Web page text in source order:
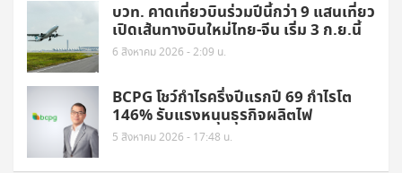
บวท. คาดเที่ยวบินร่วมปีนี้กว่า 9 แสนเที่ยว
เปิดเส้นทางบินใหม่ไทย-จีน เริ่ม 3 ก.ย.นี้
6 สิงหาคม 2026 - 2:09 น.
BCPG โชว์กำไรครึ่งปีแรกปี 69 กำไรโต
146% รับแรงหนุนธุรกิจผลิตไฟ
5 สิงหาคม 2026 - 17:48 น.